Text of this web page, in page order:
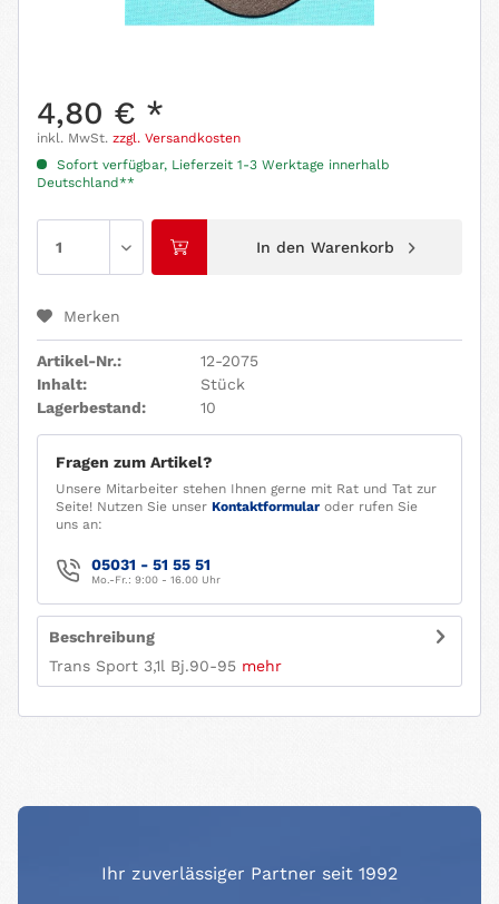
4,80 € *
inkl. MwSt. zzgl. Versandkosten
Sofort verfügbar, Lieferzeit 1-3 Werktage innerhalb
Deutschland**
In den Warenkorb
Merken
Artikel-Nr.:
12-2075
Inhalt:
Stück
Lagerbestand:
10
Fragen zum Artikel?
Unsere Mitarbeiter stehen Ihnen gerne mit Rat und Tat zur
Seite! Nutzen Sie unser Kontaktformular oder rufen Sie
uns an:
05031 - 51 55 51
Mo.-Fr.: 9:00 - 16.00 Uhr
Beschreibung
Trans Sport 3,1l Bj.90-95 mehr
Ihr zuverlässiger Partner seit 1992